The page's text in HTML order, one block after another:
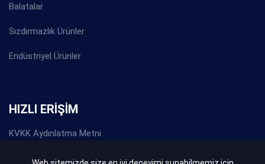
Balatalar
Sızdırmazlık Ürünler
Endüstriyel Ürünler
HIZLI ERİŞİM
KVKK Aydınlatma Metni
Gizlilik Politikası